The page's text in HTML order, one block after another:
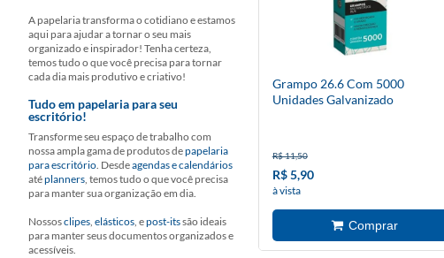
A papelaria transforma o cotidiano e estamos
aqui para ajudar a tornar o seu mais
organizado e inspirador! Tenha certeza,
temos tudo o que você precisa para tornar
cada dia mais produtivo e criativo!
Tudo em papelaria para seu
escritório!
Transforme seu espaço de trabalho com
nossa ampla gama de produtos depapelaria
para escritório. Desdeagendas e calendários
atéplanners, temos tudo o que você precisa
para manter sua organização em dia.
Nossosclipes, elásticos, epost-itssão ideais
para manter seus documentos organizados e
acessíveis.
Grampo 26.6 Com 5000
Unidades Galvanizado
R$ 11,50
R$ 5,90
à vista